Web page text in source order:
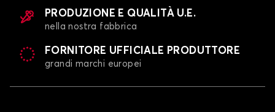
PRODUZIONE E QUALITÀ U.E.
nella nostra fabbrica
FORNITORE UFFICIALE PRODUTTORE
grandi marchi europei